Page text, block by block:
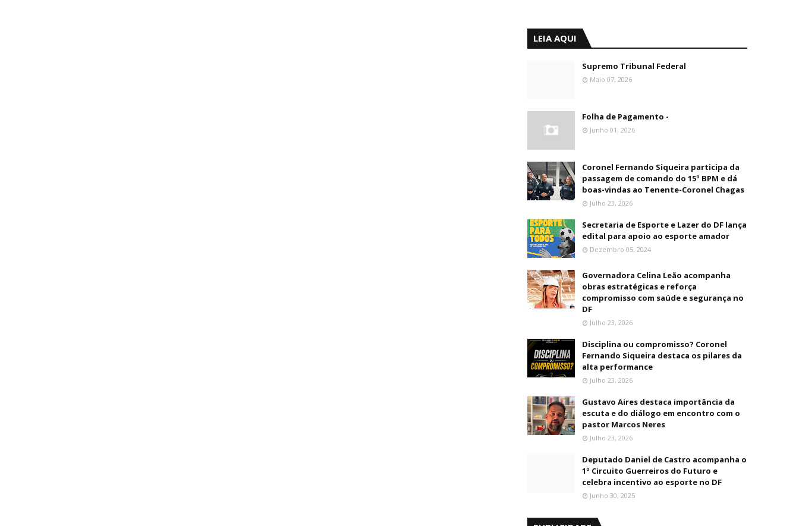
LEIA AQUI
Supremo Tribunal Federal
Maio 07, 2026
Folha de Pagamento -
Junho 01, 2026
Coronel Fernando Siqueira participa da
passagem de comando do 15º BPM e dá
boas-vindas ao Tenente-Coronel Chagas
Julho 23, 2026
Secretaria de Esporte e Lazer do DF lança
edital para apoio ao esporte amador
Dezembro 05, 2024
Governadora Celina Leão acompanha
obras estratégicas e reforça
compromisso com saúde e segurança no
DF
Julho 23, 2026
Disciplina ou compromisso? Coronel
Fernando Siqueira destaca os pilares da
alta performance
Julho 23, 2026
Gustavo Aires destaca importância da
escuta e do diálogo em encontro com o
pastor Marcos Neres
Julho 23, 2026
Deputado Daniel de Castro acompanha o
1º Circuito Guerreiros do Futuro e
celebra incentivo ao esporte no DF
Junho 30, 2025